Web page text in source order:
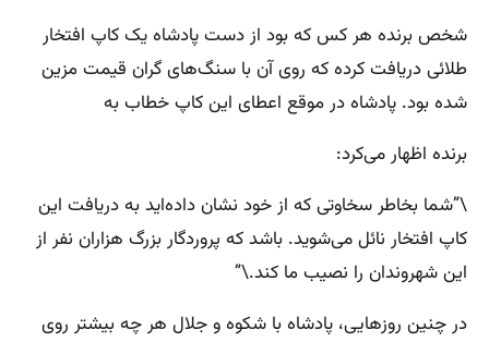
شخص برنده هر کس که بود از دست پادشاه یک کاپ افتخار
طلائی دریافت کرده که روی آن با سنگ‌های گران قیمت مزین
شده بود. پادشاه در موقع اعطای این کاپ خطاب به
برنده اظهار می‌کرد:
\”شما بخاطر سخاوتی که از خود نشان داده‌اید به دریافت این
کاپ افتخار نائل می‌شوید. باشد که پروردگار بزرگ هزاران نفر از
این شهروندان را نصیب ما کند.\”
در چنین روزهایی، پادشاه با شکوه و جلال هر چه بیشتر روی